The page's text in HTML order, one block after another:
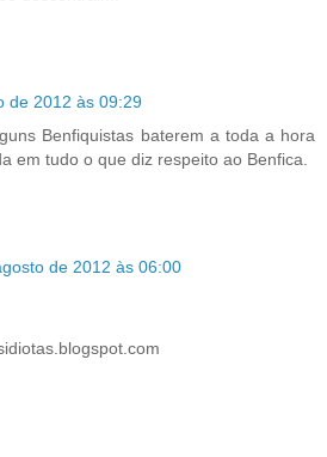
de 2012 às 09:29
Benfiquistas baterem a toda a hora
em tudo o que diz respeito ao Benfica.
de 2012 às 06:00